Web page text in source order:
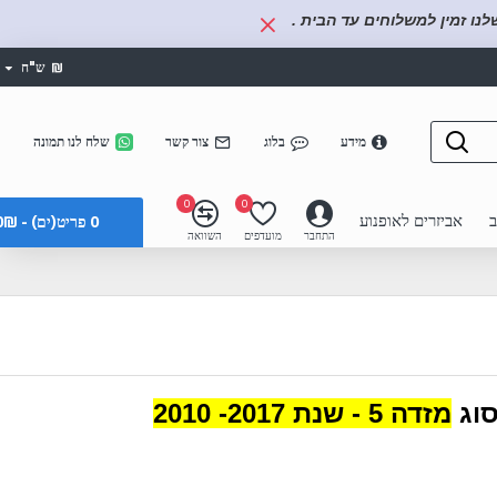
זמין למשלוחים עד הבית .
₪ ש"ח
מידע בלוג צור קשר שלח לנו תמונה
אביזרים לאופנוע
התחבר מועדפים
0
השוואה
0
0 פריט(ים) - 0₪
מזדה 5 - שנת 2017- 2010